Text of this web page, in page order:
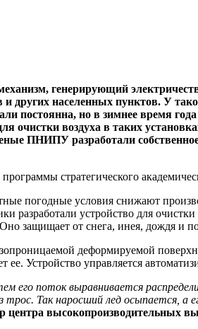
генерирующий
населенных пунктов. У
постоянна, но в зимнее время
очистки воздуха в таких
ПНИПУ разработали
стратегического
погодные условия снижают
разработали устройство для
защищает от снега, инея, дождя и
деформируемой
Устройство управляется
его поток выравнивается
Так наросший лед осыпается,
центра